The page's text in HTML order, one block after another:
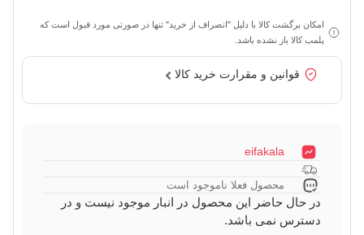
امکان برگشت کالا با دلیل "انصراف از خرید" تنها در صورتی مورد قبول است که
پلمب کالا باز نشده باشد.
قوانین و مقرارت خرید کالا
eifakala
محصول فعلا ناموجود است
در حال حاضر این محصول در انبار موجود نیست و در
دسترس نمی باشد.